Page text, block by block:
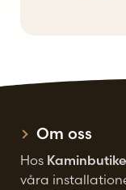
på
Om oss
Hos
våra